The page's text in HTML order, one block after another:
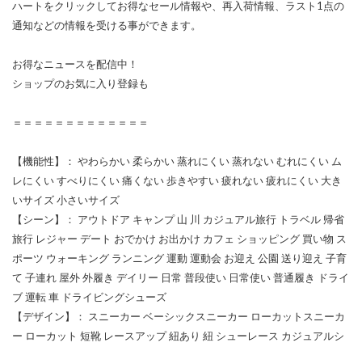
ハートをクリックしてお得なセール情報や、再入荷情報、ラスト1点の
通知などの情報を受ける事ができます。
お得なニュースを配信中！
ショップのお気に入り登録も
＝＝＝＝＝＝＝＝＝＝＝＝＝
【機能性】： やわらかい 柔らかい 蒸れにくい 蒸れない むれにくい ム
レにくい すべりにくい 痛くない 歩きやすい 疲れない 疲れにくい 大き
いサイズ 小さいサイズ
【シーン】： アウトドア キャンプ 山 川 カジュアル旅行 トラベル 帰省
旅行 レジャー デート おでかけ お出かけ カフェ ショッピング 買い物 ス
ポーツ ウォーキング ランニング 運動 運動会 お迎え 公園 送り迎え 子育
て 子連れ 屋外 外履き デイリー 日常 普段使い 日常使い 普通履き ドライ
ブ 運転 車 ドライビングシューズ
【デザイン】： スニーカー ベーシックスニーカー ローカットスニーカ
ー ローカット 短靴 レースアップ 紐あり 紐 シューレース カジュアルシ